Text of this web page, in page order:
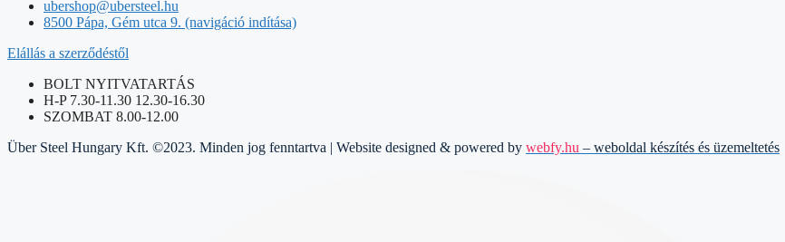
ubershop@ubersteel.hu
8500 Pápa, Gém utca 9. (navigáció indítása)
Elállás a szerződéstől
BOLT NYITVATARTÁS
H-P 7.30-11.30 12.30-16.30
SZOMBAT 8.00-12.00
Über Steel Hungary Kft. ©2023. Minden jog fenntartva | Website designed & powered by webfy.hu – weboldal készítés és üzemeltetés